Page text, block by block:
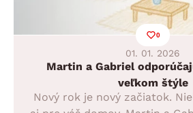
0
01. 01. 2026
Martin a Gabriel
veľkom štýle
Nový rok je nový začiatok.